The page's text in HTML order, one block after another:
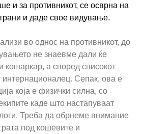
и за противникот, се осврна на
и даде свое видување.
во однос на противникот, до
не знаевме дали ќе
кошаркар, а според списокот
Сепак, ова е
која е физички силна, со
каде што настапуваат
Треба да обрнеме внимание
под кошевите и